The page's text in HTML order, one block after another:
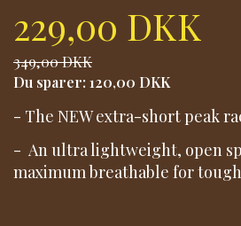
229,00 DKK
349,00 DKK
Du sparer: 120,00 DKK
- The NEW extra-short peak
- An ultra lightweight, open
maximum breathable for